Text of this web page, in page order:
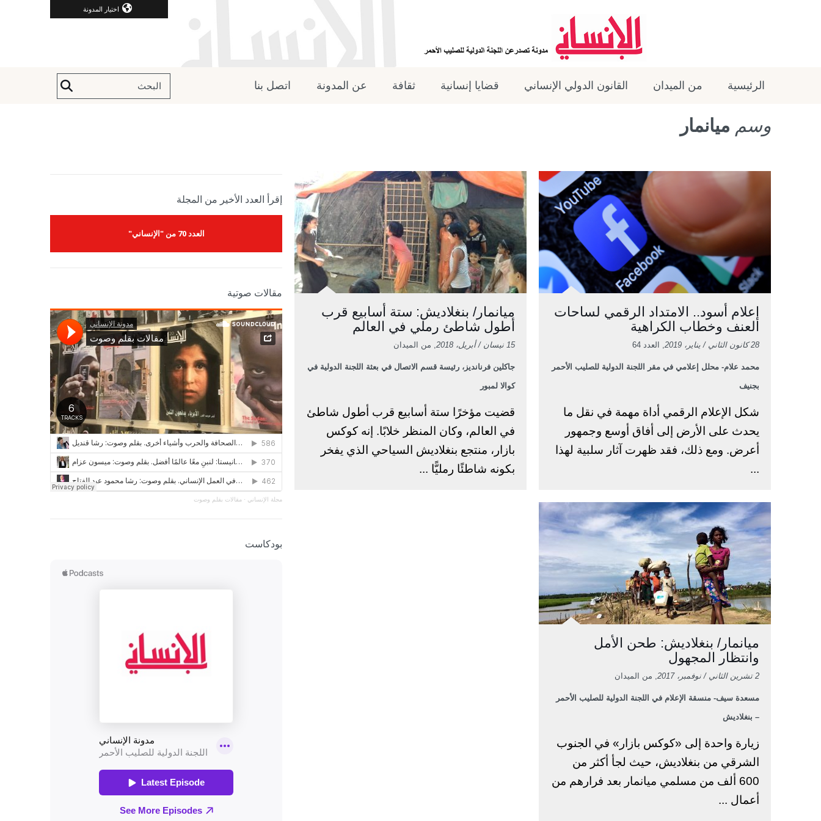
اختيار المدونة
الرئيسية من الميدان القانون الدولي الإنساني قضايا إنسانية ثقافة عن المدونة اتصل بنا
وسم ميانمار
إعلام أسود.. الامتداد الرقمي لساحات
العنف وخطاب الكراهية
28 كانون الثاني / يناير، 2019 , العدد 64
محمد علام- محلل إعلامي في مقر اللجنة الدولية للصليب الأحمر
بجنيف
شكل الإعلام الرقمي أداة مهمة في نقل ما
يحدث على الأرض إلى أفاق أوسع وجمهور
أعرض. ومع ذلك، فقد ظهرت آثار سلبية لهذا
...
ميانمار/ بنغلاديش: ستة أسابيع قرب
أطول شاطئ رملي في العالم
15 نيسان / أبريل، 2018 , من الميدان
جاكلين فرنانديز، رئيسة قسم الاتصال في بعثة اللجنة الدولية في
كوالا لمبور
قضيت مؤخرًا ستة أسابيع قرب أطول شاطئ
في العالم، وكان المنظر خلابًا. إنه كوكس
بازار، منتجع بنغلاديش السياحي الذي يفخر
بكونه شاطئًا رمليًّا ...
ميانمار/ بنغلاديش: طحن الأمل
وانتظار المجهول
2 تشرين الثاني / نوفمبر، 2017 , من الميدان
مسعدة سيف- منسقة الإعلام في اللجنة الدولية للصليب الأحمر
– بنغلاديش
زيارة واحدة إلى «كوكس بازار» في الجنوب
الشرقي من بنغلاديش، حيث لجأ أكثر من
600 ألف من مسلمي ميانمار بعد فرارهم من
أعمال ...
إقرأ العدد الأخير من المجلة
العدد 70 من "الإنساني"
مقالات صوتية
مجلة الإنساني · مقالات بقلم وصوت
بودكاست